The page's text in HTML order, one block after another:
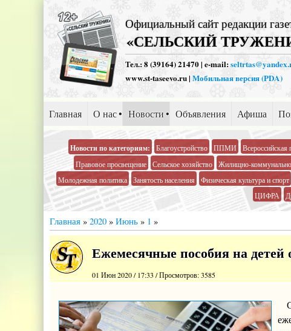
Официальный сайт редакции
«СЕЛЬСКИЙ
Тел.: 8 (39164) 21470 | e-mail:
www.st-taseevo.ru | Мобильная версия (PDA)
Главная О нас Новости Объявления Афиша
Новости по категориям: Благоустройство ППМИ Всероссийская
Правовое просвещение
Сельское хозяйство Жилищно-
Молодежная политика
Занятость населения Физическая культура и спорт
ЦИФРА
Главная » 2020 » Июнь » 1 »
Ежемесячные пособия на детей
01 Июн 2020 / 17:33 / Просмотров: 3585